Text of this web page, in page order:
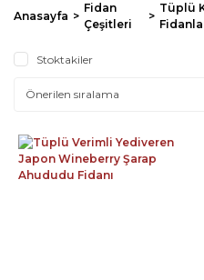
Anasayfa
Fidan
Çeşitleri
Tüplü
Stoktakiler